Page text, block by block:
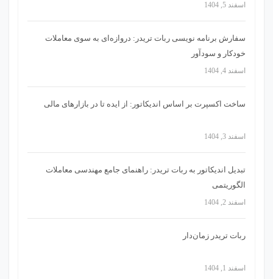
اسفند 5, 1404
سفارش برنامه نویسی ربات تریدر: دروازه‌ای به سوی معاملات
خودکار و سودآور
اسفند 4, 1404
ساخت اکسپرت بر اساس اندیکاتور: از ایده تا در بازارهای مالی
اسفند 3, 1404
تبدیل اندیکاتور به ربات تریدر: راهنمای جامع مهندسی معاملات
الگوریتمی
اسفند 2, 1404
ربات تریدر زمان‌دار
اسفند 1, 1404